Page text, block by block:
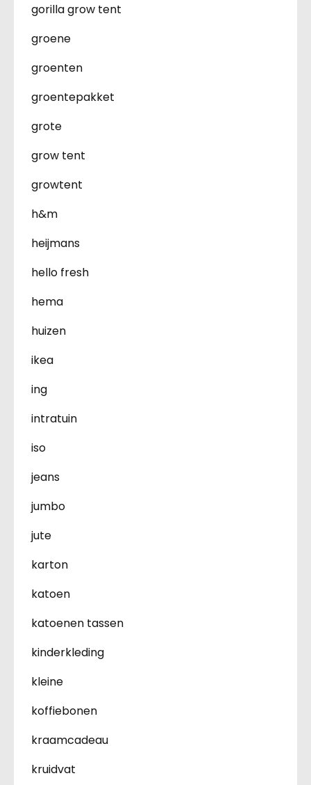
gorilla grow tent
groene
groenten
groentepakket
grote
grow tent
growtent
h&m
heijmans
hello fresh
hema
huizen
ikea
ing
intratuin
iso
jeans
jumbo
jute
karton
katoen
katoenen tassen
kinderkleding
kleine
koffiebonen
kraamcadeau
kruidvat